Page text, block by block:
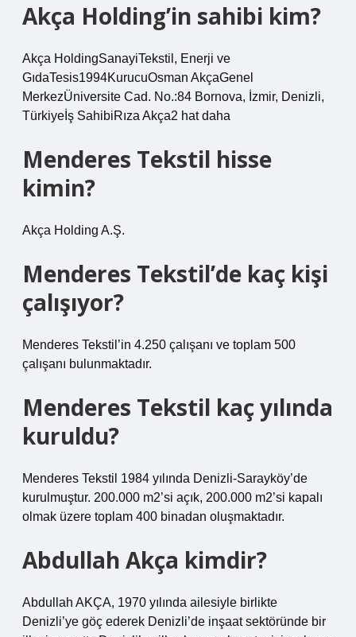
Akça Holding’in sahibi kim?
Akça HoldingSanayiTekstil, Enerji ve
GıdaTesis1994KurucuOsman AkçaGenel
MerkezÜniversite Cad. No.:84 Bornova, İzmir, Denizli,
Türkiyeİş SahibiRıza Akça2 hat daha
Menderes Tekstil hisse
kimin?
Akça Holding A.Ş.
Menderes Tekstil’de kaç kişi
çalışıyor?
Menderes Tekstil’in 4.250 çalışanı ve toplam 500
çalışanı bulunmaktadır.
Menderes Tekstil kaç yılında
kuruldu?
Menderes Tekstil 1984 yılında Denizli-Sarayköy’de
kurulmuştur. 200.000 m2’si açık, 200.000 m2’si kapalı
olmak üzere toplam 400 binadan oluşmaktadır.
Abdullah Akça kimdir?
Abdullah AKÇA, 1970 yılında ailesiyle birlikte
Denizli’ye göç ederek Denizli’de inşaat sektöründe bir